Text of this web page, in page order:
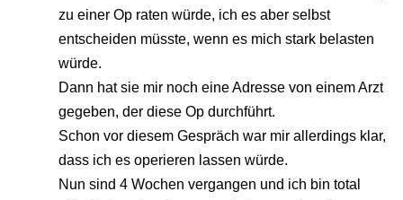
zu einer Op raten würde, ich es aber selbst
entscheiden müsste, wenn es mich stark belasten
würde.
Dann hat sie mir noch eine Adresse von einem Arzt
gegeben, der diese Op durchführt.
Schon vor diesem Gespräch war mir allerdings klar,
dass ich es operieren lassen würde.
Nun sind 4 Wochen vergangen und ich bin total